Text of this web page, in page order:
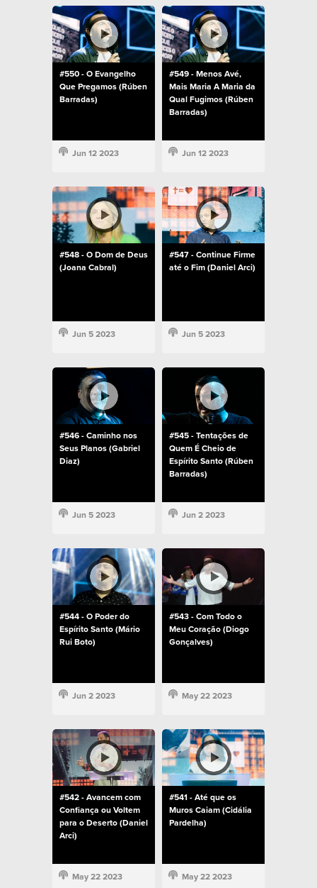
#550 - O Evangelho
Que Pregamos (Rúben
Barradas)
Jun 12 2023
#549 - Menos Avé,
Mais Maria A Maria da
Qual Fugimos (Rúben
Barradas)
Jun 12 2023
#548 - O Dom de Deus
(Joana Cabral)
Jun 5 2023
#547 - Continue Firme
até o Fim (Daniel Arci)
Jun 5 2023
#546 - Caminho nos
Seus Planos (Gabriel
Diaz)
Jun 5 2023
#545 - Tentações de
Quem É Cheio de
Espírito Santo (Rúben
Barradas)
Jun 2 2023
#544 - O Poder do
Espírito Santo (Mário
Rui Boto)
Jun 2 2023
#543 - Com Todo o
Meu Coração (Diogo
Gonçalves)
May 22 2023
#542 - Avancem com
Confiança ou Voltem
para o Deserto (Daniel
Arci)
May 22 2023
#541 - Até que os
Muros Caiam (Cidália
Pardelha)
May 22 2023